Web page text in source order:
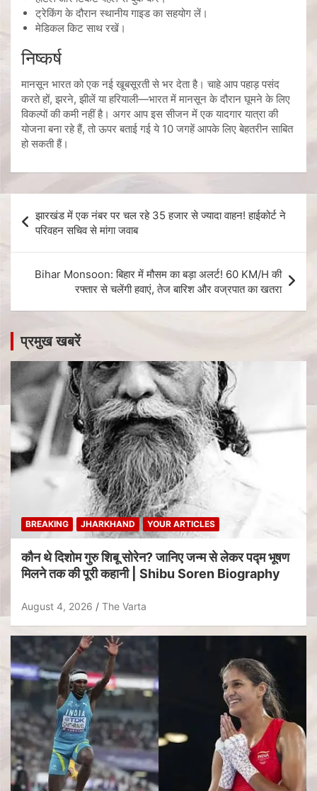
ट्रेकिंग के दौरान स्थानीय गाइड का सहयोग लें।
मेडिकल किट साथ रखें।
निष्कर्ष
मानसून भारत को एक नई खूबसूरती से भर देता है। चाहे आप पहाड़ पसंद
करते हों, झरने, झीलें या हरियाली—भारत में मानसून के दौरान घूमने के लिए
विकल्पों की कमी नहीं है। अगर आप इस सीजन में एक यादगार यात्रा की
योजना बना रहे हैं, तो ऊपर बताई गई ये 10 जगहें आपके लिए बेहतरीन साबित
हो सकती हैं।
झारखंड में एक नंबर पर चल रहे 35 हजार से ज्यादा वाहन! हाईकोर्ट ने
परिवहन सचिव से मांगा जवाब
Bihar Monsoon: बिहार में मौसम का बड़ा अलर्ट! 60 KM/H की
रफ्तार से चलेंगी हवाएं, तेज बारिश और वज्रपात का खतरा
प्रमुख खबरें
BREAKING JHARKHAND YOUR ARTICLES
कौन थे दिशोम गुरु शिबू सोरेन? जानिए जन्म से लेकर पद्म भूषण
मिलने तक की पूरी कहानी | Shibu Soren Biography
August 4, 2026 The Varta